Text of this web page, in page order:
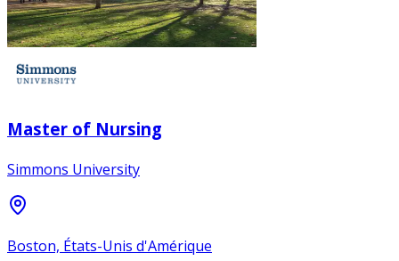
Master of Nursing
Simmons University
Boston, États-Unis d'Amérique